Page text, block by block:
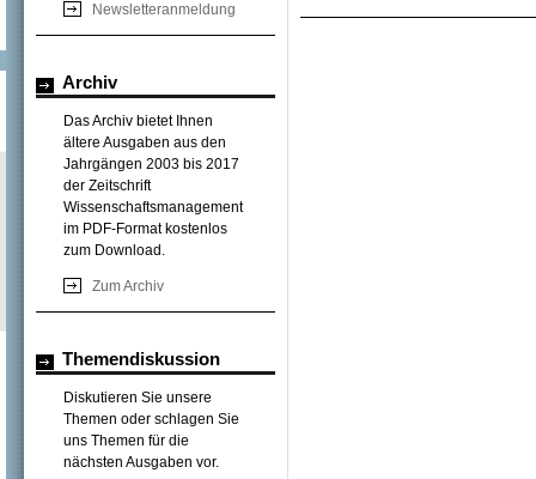
Newsletteranmeldung
Archiv
Das Archiv bietet Ihnen
ältere Ausgaben aus den
Jahrgängen 2003 bis 2017
der Zeitschrift
Wissenschaftsmanagement
im PDF-Format kostenlos
zum Download.
Zum Archiv
Themendiskussion
Diskutieren Sie unsere
Themen oder schlagen Sie
uns Themen für die
nächsten Ausgaben vor.